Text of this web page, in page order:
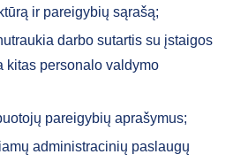
ir pareigybių sąrašą;
darbo sutartis su įstaigos
kitas personalo valdymo
pareigybių aprašymus;
administracinių paslaugų